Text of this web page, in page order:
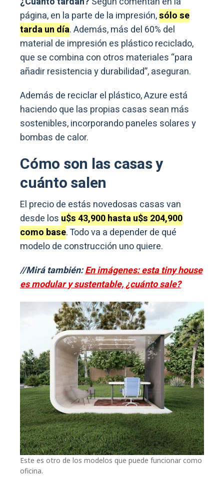
página, en la parte de la impresión,sólo se
tarda un día. Además, más del 60% del
material de impresión es plástico reciclado,
que se combina con otros materiales “para
añadir resistencia y durabilidad”, aseguran.
Además de reciclar el plástico, Azure está
haciendo que las propias casas sean más
sostenibles, incorporando paneles solares y
bombas de calor.
Cómo son las casas y
cuánto salen
El precio de estás novedosas casas van
desde los u$s 43,900 hasta u$s 204,900
como base. Todo va a depender de qué
modelo de construcción uno quiere.
//Mirá también:En imágenes: esta tiny house
es modular y sustentable, ¿cuánto sale?
Este es otro de los modelos que puede funcionar como
oficina.